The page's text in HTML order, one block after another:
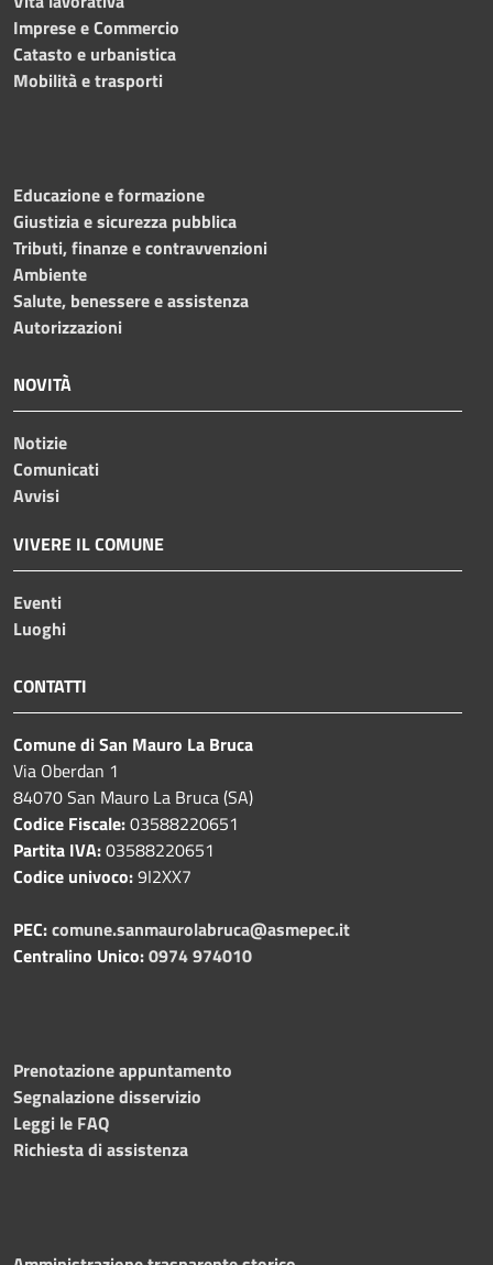
Imprese e Commercio
Catasto e urbanistica
Mobilità e trasporti
Educazione e formazione
Giustizia e sicurezza pubblica
Tributi, finanze e contravvenzioni
Ambiente
Salute, benessere e assistenza
Autorizzazioni
NOVITÀ
Notizie
Comunicati
Avvisi
VIVERE IL COMUNE
Eventi
Luoghi
CONTATTI
Comune di San Mauro La Bruca
Via Oberdan 1
84070 San Mauro La Bruca (SA)
Codice Fiscale:03588220651
Partita IVA:03588220651
Codice univoco:9I2XX7
PEC:comune.sanmaurolabruca@asmepec.it
Centralino Unico:0974 974010
Prenotazione appuntamento
Segnalazione disservizio
Leggi le FAQ
Richiesta di assistenza